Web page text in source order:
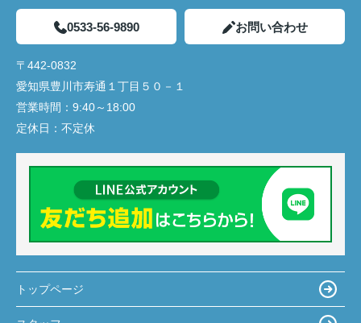
0533-56-9890 お問い合わせ
〒442-0832
愛知県豊川市寿通１丁目５０－１
営業時間： 9:40～18:00
定休日： 不定休
トップページ